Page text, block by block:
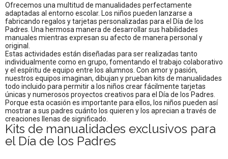
Ofrecemos una multitud de manualidades perfectamente
adaptadas al entorno escolar. Los niños pueden lanzarse a
fabricando regalos y tarjetas personalizadas para el Día de los
Padres. Una hermosa manera de desarrollar sus habilidades
manuales mientras expresan su afecto de manera personal y
original.
Estas actividades están diseñadas para ser realizadas tanto
individualmente como en grupo, fomentando el trabajo colaborativo
y el espíritu de equipo entre los alumnos. Con amor y pasión,
nuestros equipos imaginan, dibujan y prueban kits de manualidades
todo incluido para permitir a los niños crear fácilmente tarjetas
únicas y numerosos proyectos creativos para el Día de los Padres.
Porque esta ocasión es importante para ellos, los niños pueden así
mostrar a sus padres cuánto los quieren y los aprecian a través de
creaciones llenas de significado.
Kits de manualidades exclusivos para
el Día de los Padres